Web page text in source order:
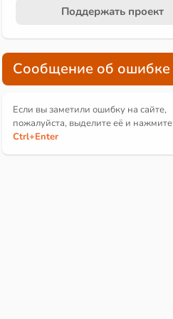
Поддержать проект
Сообщение об ошибке
Если вы заметили ошибку на сайте,
пожалуйста, выделите её и нажмите
Ctrl+Enter